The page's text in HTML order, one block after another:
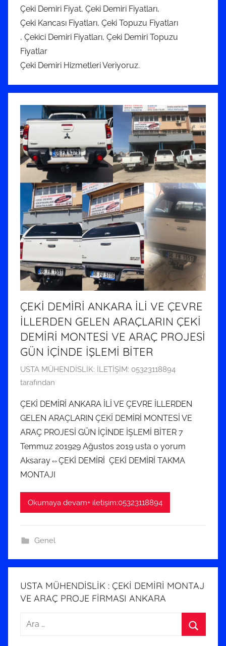
Çeki Demiri Fiyat, Çeki Demiri Fiyatları,
Çeki Kancası Fiyatları, Çeki Topuzu Fiyatları
, Çekici Demiri Fiyatları, Çeki Demiri Topuzu
Fiyatlar
Çeki Demiri Hizmetleri Veriyoruz.
ÇEKİ DEMİRİ ANKARA İLİ VE ÇEVRE
İLLERDEN GELEN ARAÇLARIN ÇEKİ
DEMİRİ MONTESİ VE ARAÇ PROJESİ
GÜN İÇİNDE İŞLEMİ BİTER
3
O
a
k
2
0
2
0
r
h
n
e
USTA MÜHENDİSLİK: İLETİŞİM: 05323118894
tarafından
ÇEKİ DEMİRİ ANKARA İLİ VE ÇEVRE İLLERDEN
GELEN ARAÇLARIN ÇEKİ DEMİRİ MONTESİ VE
ARAÇ PROJESİ GÜN İÇİNDE İŞLEMİ BİTER 7
Temmuz 201929 Ağustos 2019 usta 0 yorum
Aksaray⇔ÇEKİ DEMİRİ ÇEKİ DEMİRİ TAKMA
MONTAJI
Okumaya devam+ iletişim:05323118894
Genel
USTA MÜHENDİSLİK : ÇEKİ DEMİRİ MONTAJ
VE ARAÇ PROJE FİRMASI ANKARA
Arama: